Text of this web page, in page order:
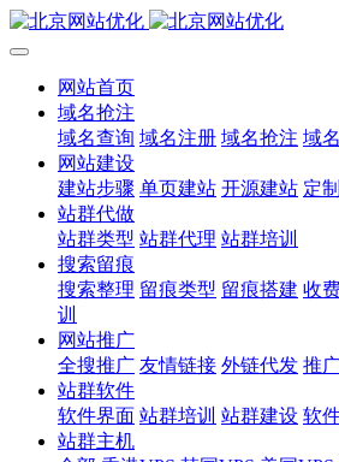
网站首页
域名抢注
域名查询 域名注册 域名抢注 域
网站建设
建站步骤 单页建站 开源建站 定
站群代做
站群类型 站群代理 站群培训
搜索留痕
搜索整理 留痕类型 留痕搭建 收
训
网站推广
全搜推广 友情链接 外链代发 推
站群软件
软件界面 站群培训 站群建设 软
站群主机